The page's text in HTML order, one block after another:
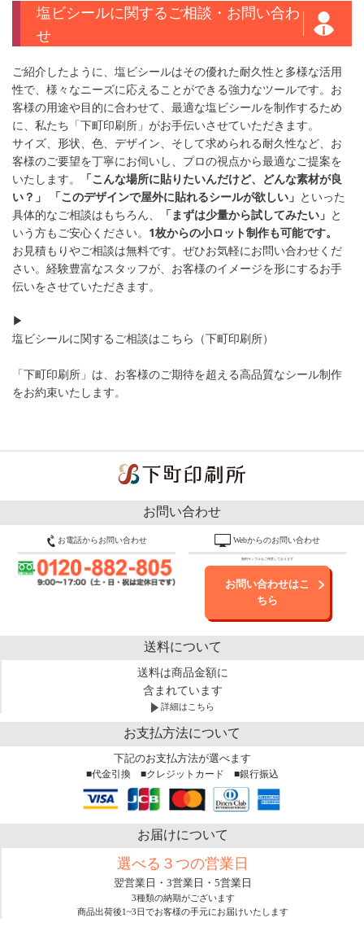
塩ビシールに関するご相談・お問い合わ
せ
ご紹介したように、塩ビシールはその優れた耐久性と多様な活用
性で、様々なニーズに応えることができる強力なツールです。お
客様の用途や目的に合わせて、最適な塩ビシールを制作するため
に、私たち「下町印刷所」がお手伝いさせていただきます。
サイズ、形状、色、デザイン、そして求められる耐久性など、お
客様のご要望を丁寧にお伺いし、プロの視点から最適なご提案を
いたします。
「こんな場所に貼りたいんだけど、どんな素材が良
い？」
「このデザインで屋外に貼れるシールが欲しい」 といった
具体的なご相談はもちろん、
「まずは少量から試してみたい」 と
いう方もご安心ください。 1枚からの小ロット制作も可能です。
お見積もりやご相談は無料です。ぜひお気軽にお問い合わせくだ
さい。経験豊富なスタッフが、お客様のイメージを形にするお手
伝いをさせていただきます。
▶
塩ビシールに関するご相談はこちら（下町印刷所）
「下町印刷所」は、お客様のご期待を超える高品質なシール制作
をお約束いたします。
お問い合わせ
お電話からお問い合わせ Webからのお問い合わせ
無料サンプルもご用意しております
お問い合わせはこ
ちら
送料について
送料は商品金額に
含まれています
詳細はこちら
お支払方法について
下記のお支払方法が選べます
■代金引換 ■クレジットカード ■銀行振込
お届けについて
選べる３つの営業日
翌営業日・3営業日・5営業日
3種類の納期がございます
商品出荷後1~3日でお客様の手元にお届けいたします